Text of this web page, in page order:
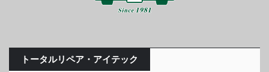
トータルリペア・アイテック